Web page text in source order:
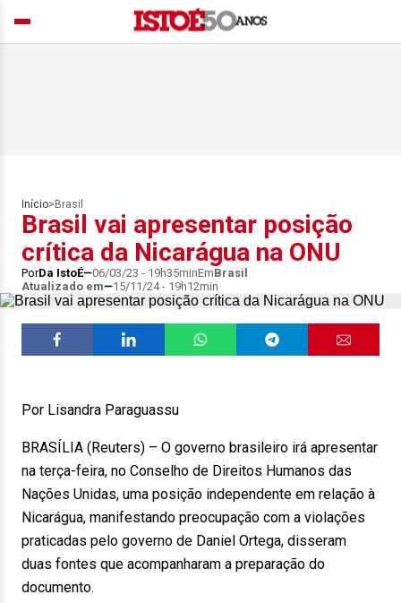
Início> Brasil
Brasil vai apresentar posição
crítica da Nicarágua na ONU
PorDa IstoÉ 06/03/23 - 19h35minEmBrasil
Atualizado em
15/11/24 - 19h12min
Por Lisandra Paraguassu
BRASÍLIA (Reuters) – O governo brasileiro irá apresentar
na terça-feira, no Conselho de Direitos Humanos das
Nações Unidas, uma posição independente em relação à
Nicarágua, manifestando preocupação com a violações
praticadas pelo governo de Daniel Ortega, disseram
duas fontes que acompanharam a preparação do
documento.